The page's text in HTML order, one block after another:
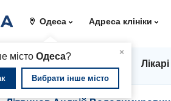
Одеса
×
містоОдеса?
Вибрати інше місто
Адреса клініки
Стаціонар Лікарі